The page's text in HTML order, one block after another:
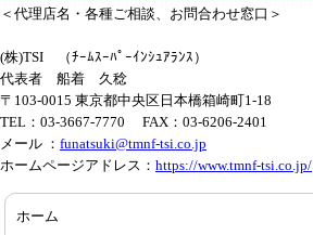
＜代理店名・各種ご相談、お問合わせ窓口＞
(株)TSI （ﾁｰﾑｽｰﾊﾟｰｲﾝｼｭｱﾗﾝｽ）
代表者 船着 久稔
〒103-0015 東京都中央区日本橋箱崎町1-18
TEL：03-3667-7770 FAX：03-6206-2401
メール ： funatsuki@tmnf-tsi.co.jp
ホームページアドレス： https://www.tmnf-tsi.co.jp/
ホーム